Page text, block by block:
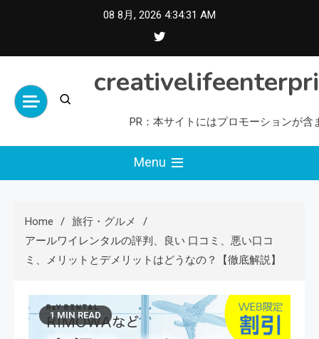
08 8月, 2026 4:34:32 AM
PR：本サイトにはプロモーションが含
Menu
Home
旅行・グルメ
アールワイレンタルの評判、良い 口コミ、悪い口コ
ミ、メリットとデメリットはどうなの？【徹底解説】
1 MIN READ